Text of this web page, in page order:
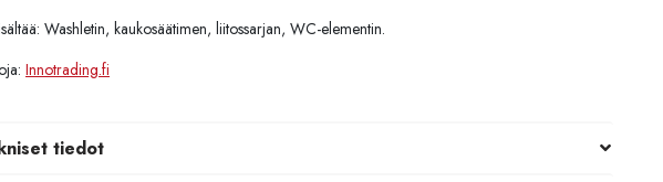
Washletin, kaukosäätimen, liitossarjan, WC-elementin.
Innotrading.fi
tiedot